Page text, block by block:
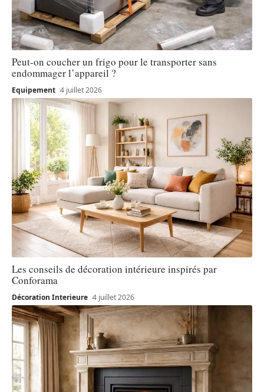
Peut-on coucher un frigo pour le transporter sans
endommager l’appareil ?
Equipement 4 juillet 2026
Les conseils de décoration intérieure inspirés par
Conforama
Décoration Interieure 4 juillet 2026